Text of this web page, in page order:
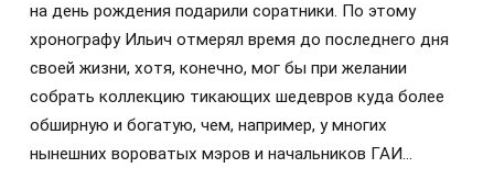
на день рождения подарили соратники. По этому
хронографу Ильич отмерял время до последнего дня
своей жизни, хотя, конечно, мог бы при желании
собрать коллекцию тикающих шедевров куда более
обширную и богатую, чем, например, у многих
нынешних вороватых мэров и начальников ГАИ…